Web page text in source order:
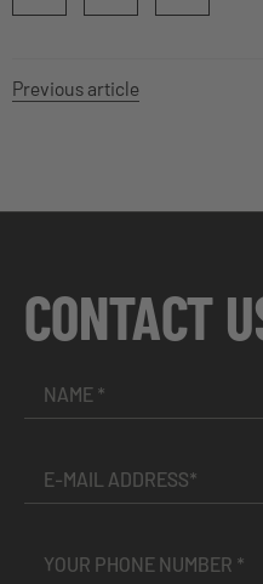
Previous article
CONTACT